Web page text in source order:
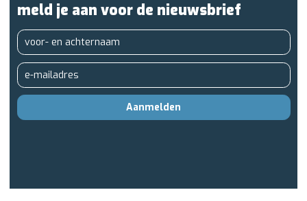
meld je aan voor de nieuwsbrief
Aanmelden